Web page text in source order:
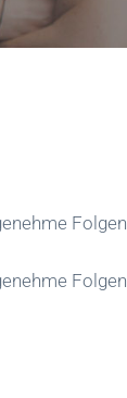
Folgen
Folgen